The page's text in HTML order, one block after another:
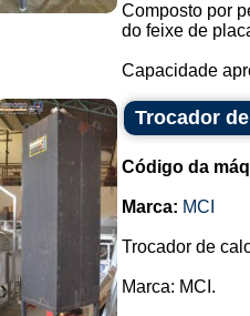
Composto por
do feixe de
Capacidade
Trocador
Código da
Marca: MCI
Trocador de
Marca: MCI.